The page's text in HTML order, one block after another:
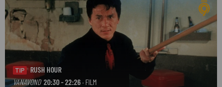
TIP
RUSH HOUR
VANAVOND 20:30 - 22:26 · FILM